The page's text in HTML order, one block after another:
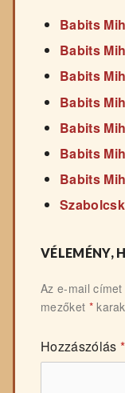
Babits
Babits
Babits
Babits
Babits
Babits
Babits
VÉLEMÉNY,
Az e-mail
mezőket *
Hozzászólás *